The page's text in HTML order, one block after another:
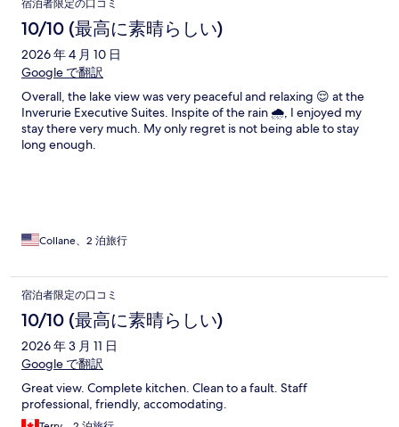
宿泊者限定の口コミ
10/10 (最高に素晴らしい)
2026 年 4 月 10 日
Google で翻訳
Overall, the lake view was very peaceful and relaxing 😌 at the
Inverurie Executive Suites. Inspite of the rain 🌧️, I enjoyed my
stay there very much. My only regret is not being able to stay
long enough.
Collane、2 泊旅行
宿泊者限定の口コミ
10/10 (最高に素晴らしい)
2026 年 3 月 11 日
Google で翻訳
Great view. Complete kitchen. Clean to a fault. Staff
professional, friendly, accomodating.